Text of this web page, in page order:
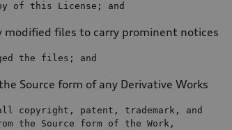
of this License; and
modified files to carry prominent notices
the files ; and
Source form of any Derivative Works
copyright, patent, trademark, and
the Source form of the Work,